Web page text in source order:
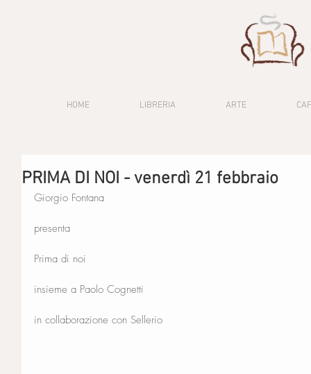
HOME LIBRERIA ARTE
PRIMA DI NOI - venerdì 21 febbraio
Giorgio Fontana
presenta
Prima di noi
insieme a Paolo Cognetti
in collaborazione con Sellerio